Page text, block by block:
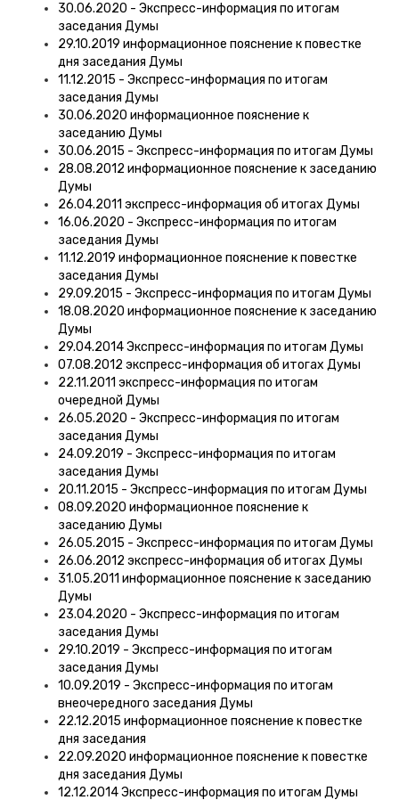
30.06.2020 - Экспресс-информация по итогам
заседания Думы
29.10.2019 информационное пояснение к повестке
дня заседания Думы
11.12.2015 - Экспресс-информация по итогам
заседания Думы
30.06.2020 информационное пояснение к
заседанию Думы
30.06.2015 - Экспресс-информация по итогам Думы
28.08.2012 информационное пояснение к заседанию
Думы
26.04.2011 экспресс-информация об итогах Думы
16.06.2020 - Экспресс-информация по итогам
заседания Думы
11.12.2019 информационное пояснение к повестке
заседания Думы
29.09.2015 - Экспресс-информация по итогам Думы
18.08.2020 информационное пояснение к заседанию
Думы
29.04.2014 Экспресс-информация по итогам Думы
07.08.2012 экспресс-информация об итогах Думы
22.11.2011 экспресс-информация по итогам
очередной Думы
26.05.2020 - Экспресс-информация по итогам
заседания Думы
24.09.2019 - Экспресс-информация по итогам
заседания Думы
20.11.2015 - Экспресс-информация по итогам Думы
08.09.2020 информационное пояснение к
заседанию Думы
26.05.2015 - Экспресс-информация по итогам Думы
26.06.2012 экспресс-информация об итогах Думы
31.05.2011 информационное пояснение к заседанию
Думы
23.04.2020 - Экспресс-информация по итогам
заседания Думы
29.10.2019 - Экспресс-информация по итогам
заседания Думы
10.09.2019 - Экспресс-информация по итогам
внеочередного заседания Думы
22.12.2015 информационное пояснение к повестке
дня заседания
22.09.2020 информационное пояснение к повестке
дня заседания Думы
12.12.2014 Экспресс-информация по итогам Думы